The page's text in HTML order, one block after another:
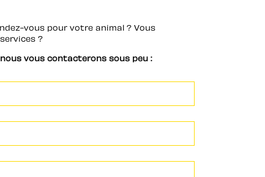
vous pour votre animal ? Vous
?
vous contacterons sous peu :